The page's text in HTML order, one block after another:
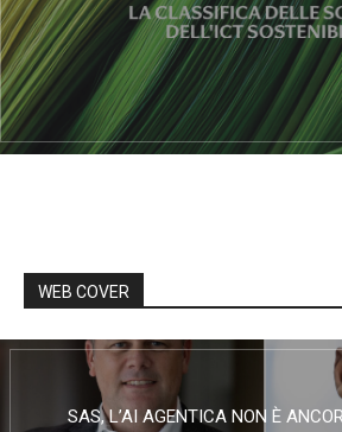
WEB COVER
SAS, L’AI AGENTICA NON È